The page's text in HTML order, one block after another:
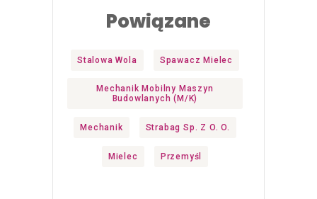
Powiązane
Stalowa Wola Spawacz Mielec
Mechanik Mobilny Maszyn
Budowlanych (m/k)
Mechanik Strabag Sp. Z O. O.
Mielec Przemyśl